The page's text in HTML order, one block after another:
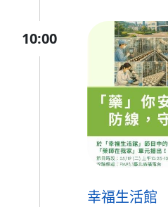
10:00
幸福生活館